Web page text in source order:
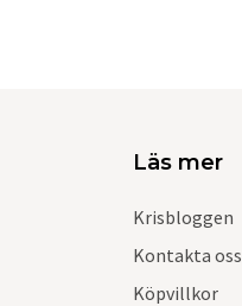
Läs mer
Krisbloggen
Kontakta oss
Köpvillkor